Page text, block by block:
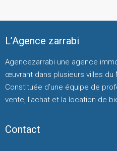
L’Agence zarrabi
Agencezarrabi une agence
œuvrant dans plusieurs villes du
Constituée d’une équipe de
vente, l’achat et la location de
Contact